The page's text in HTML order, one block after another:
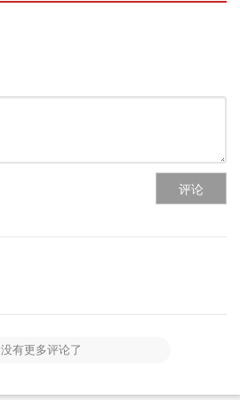
评论
没有更多评论了